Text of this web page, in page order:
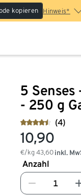
kopieren Hinweis*
5
- 250 g
(4)
10,90
€/kg43,60 inkl.
Anzahl